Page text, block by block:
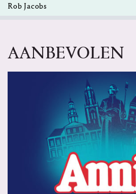
Rob Jacobs
AANBEVOLEN